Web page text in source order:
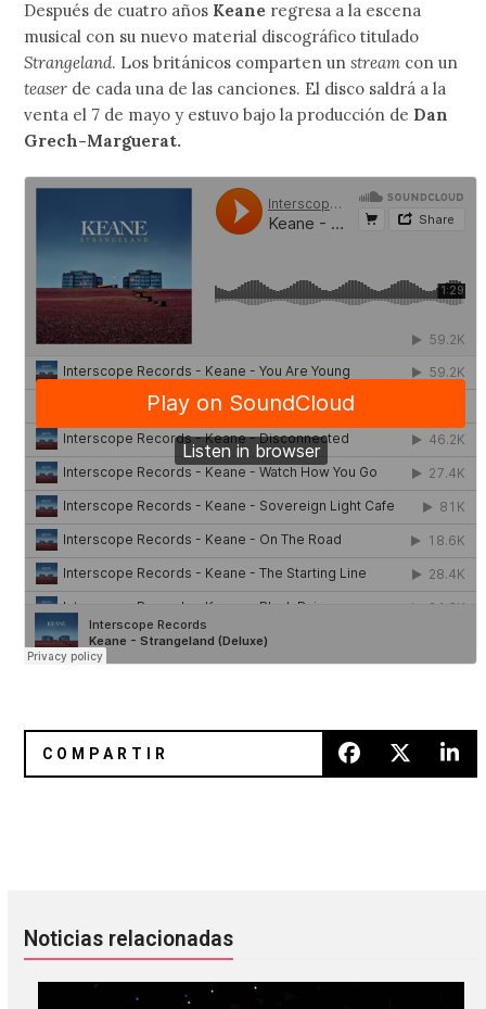
Después de cuatro años Keane regresa a la escena
musical con su nuevo material discográfico titulado
Strangeland. Los británicos comparten unstream con un
teaser de cada una de las canciones. El disco saldrá a la
venta el 7 de mayo y estuvo bajo la producción de Dan
Grech-Marguerat.
Noticias relacionadas